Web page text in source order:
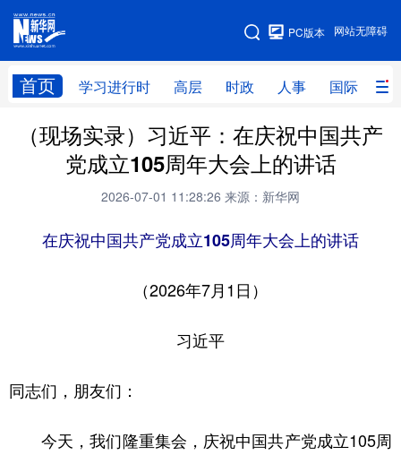
网站无障碍
PC版本
首页 学习进行时 高层 时政 人事 国际 财
网站地图
学习进行时 高层 时政 人事
国际 财经 网评 港澳
科技 科创 量子 体育
书画 健康
食品
学术中国 乡村振兴 银龄 溯源中国
（现场实录）习近平：在庆祝中国共产
党成立105周年大会上的讲话
2026-07-01 11:28:26 来源：新华网
在庆祝中国共产党成立105周年大会上的讲话
（2026年7月1日）
习近平
同志们，朋友们：
今天，我们隆重集会，庆祝中国共产党成立105周